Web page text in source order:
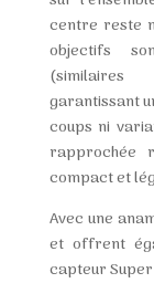
centre reste
objectifs
(similaires
garantissant
coups ni
rapprochée
compact et
Avec une
et offrent
capteur Super